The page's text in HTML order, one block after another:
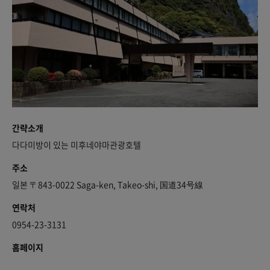
간략소개
다다미방이 있는 미후네야마관광호텔
주소
일본 〒843-0022 Saga-ken, Takeo-shi, 国道34号線
연락처
0954-23-3131
홈페이지